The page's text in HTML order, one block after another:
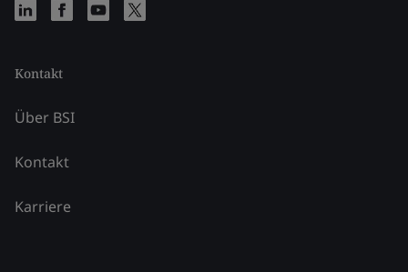
Kontakt
Über BSI
Kontakt
Karriere